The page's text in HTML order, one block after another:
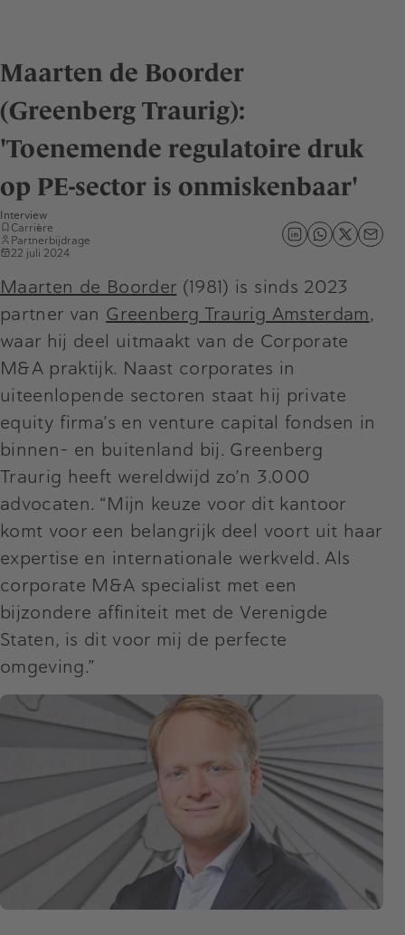
Maarten de Boorder
(Greenberg Traurig):
'Toenemende regulatoire druk
op PE-sector is onmiskenbaar'
Interview
Carrière
Partnerbijdrage
22 juli 2024
Maarten de Boorder (1981) is sinds 2023
partner van Greenberg Traurig Amsterdam,
waar hij deel uitmaakt van de Corporate
M&A praktijk. Naast corporates in
uiteenlopende sectoren staat hij private
equity firma’s en venture capital fondsen in
binnen- en buitenland bij. Greenberg
Traurig heeft wereldwijd zo’n 3.000
advocaten. “Mijn keuze voor dit kantoor
komt voor een belangrijk deel voort uit haar
expertise en internationale werkveld. Als
corporate M&A specialist met een
bijzondere affiniteit met de Verenigde
Staten, is dit voor mij de perfecte
omgeving.”